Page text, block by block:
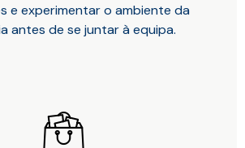
e experimentar o ambiente da
antes de se juntar à equipa.